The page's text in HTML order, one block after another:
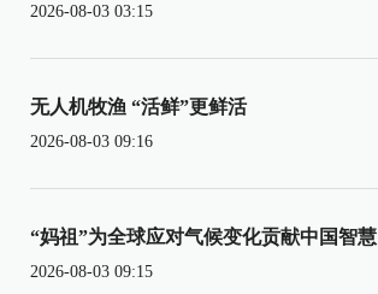
2026-08-03 03:15
无人机牧渔 “活鲜”更鲜活
2026-08-03 09:16
“妈祖”为全球应对气候变化贡献中国智慧
2026-08-03 09:15